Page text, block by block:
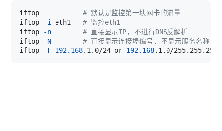
iftop # 默认是监控第一块网卡的流量
iftop
-i eth1 # 监控eth1
iftop
-n
# 直接显示IP, 不进行DNS反解析
iftop
-N
# 直接显示连接埠编号, 不显示服务名称
iftop
-F 192.168.1.0/24 or 192.168.1.0/